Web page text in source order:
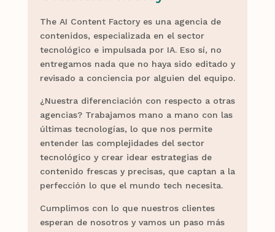
The AI Content Factory es una agencia de
contenidos, especializada en el sector
tecnológico e impulsada por IA. Eso sí, no
entregamos nada que no haya sido editado y
revisado a conciencia por alguien del equipo.
¿Nuestra diferenciación con respecto a otras
agencias? Trabajamos mano a mano con las
últimas tecnologías, lo que nos permite
entender las complejidades del sector
tecnológico y crear idear estrategias de
contenido frescas y precisas, que captan a la
perfección lo que el mundo tech necesita.
Cumplimos con lo que nuestros clientes
esperan de nosotros y vamos un paso más